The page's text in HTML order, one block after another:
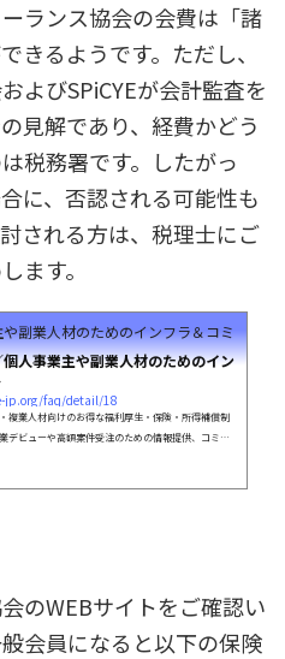
ランス協会の会費は「諸
きるようです。ただし、
よびSPiCYEが会計監査を
見解であり、経費かどう
税務署です。したがっ
に、否認される可能性も
される方は、税理士にご
ます。
副業人材のためのインフラ＆コミュニテ
人事業主や副業人材のためのイン
jp.org/faq/detail/18
複業人材向けのお得な福利厚生・保険・所得補償制
デビューや高額案件受注のための情報提供、コミュ
のWEBサイトをご確認い
会員になると以下の保険